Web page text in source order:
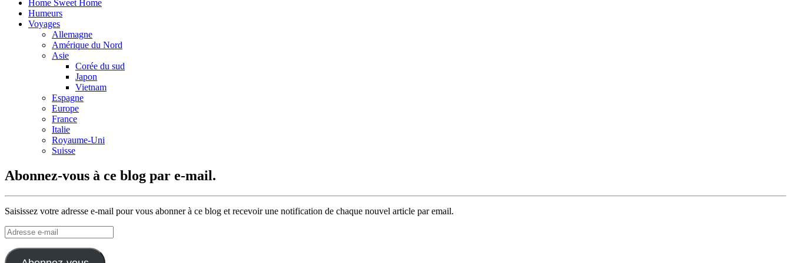
Home Sweet Home
Humeurs
Voyages
Allemagne
Amérique du Nord
Asie
Corée du sud
Japon
Vietnam
Espagne
Europe
France
Italie
Royaume-Uni
Suisse
Abonnez-vous à ce blog par e-mail.
Saisissez votre adresse e-mail pour vous abonner à ce blog et recevoir une notification de chaque nouvel article par email.
Adresse
e-
mail